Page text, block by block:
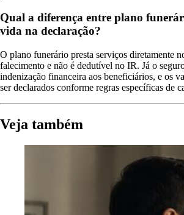
Qual a diferença entre plano
vida na declaração?
O plano funerário presta serviços diretamente
falecimento e não é dedutível no IR. Já o
indenização financeira aos beneficiários, e os
ser declarados conforme regras específicas de
Veja também